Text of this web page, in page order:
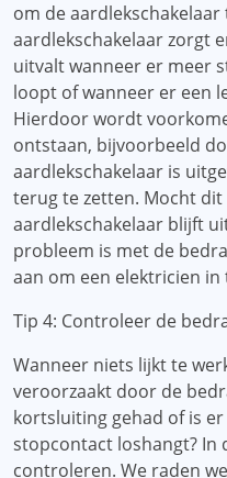
om de
aardlekschakelaar zorgt
uitvalt wanneer er meer
loopt of wanneer er een
Hierdoor wordt
ontstaan, bijvoorbeeld
aardlekschakelaar is
terug te zetten. Mocht
aardlekschakelaar blijft
probleem is met de
aan om een ​​elektricien in
Tip 4: Controleer de
Wanneer niets lijkt te
veroorzaakt door de
kortsluiting gehad of is
stopcontact loshangt? In
controleren. We raden